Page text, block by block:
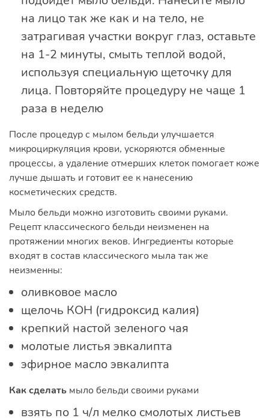
на лицо так же как и на тело, не
затрагивая участки вокруг глаз, оставьте
на 1-2 минуты, смыть теплой водой,
используя специальную щеточку для
лица. Повторяйте процедуру не чаще 1
раза в неделю
После процедур с мылом бельди улучшается
микроциркуляция крови, ускоряются обменные
процессы, а удаление отмерших клеток помогает коже
лучше дышать и готовит ее к нанесению
косметических средств.
Мыло бельди можно изготовить своими руками.
Рецепт классического бельди неизменен на
протяжении многих веков. Ингредиенты которые
входят в состав классического мыла так же
неизменны:
оливковое масло
щелочь КОН (гидроксид калия)
крепкий настой зеленого чая
молотые листья эвкалипта
эфирное масло эвкалипта
Как сделать мыло бельди своими руками
взять по 1 ч/л мелко смолотых листьев